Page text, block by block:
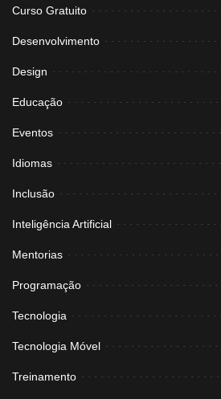
Curso Gratuito
Desenvolvimento
Design
Educação
Eventos
Idiomas
Inclusão
Inteligência Artificial
Mentorias
Programação
Tecnologia
Tecnologia Móvel
Treinamento